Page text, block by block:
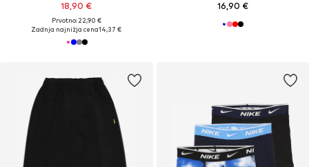
18,90 €
Prvotno: 22,90 €
Zadnja najnižja cena14,37 €
16,90 €